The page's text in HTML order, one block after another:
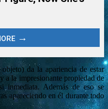
da la apariencia de estar
a la impresionante propiedad de
inmediata. Además de eso se
apareciendo en él durante todo